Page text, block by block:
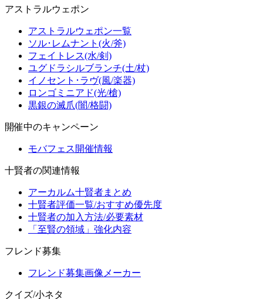
アストラルウェポン
アストラルウェポン一覧
ソル･レムナント(火/斧)
フェイトレス(水/剣)
ユグドラシルブランチ(土/杖)
イノセント･ラヴ(風/楽器)
ロンゴミニアド(光/槍)
黒銀の滅爪(闇/格闘)
開催中のキャンペーン
モバフェス開催情報
十賢者の関連情報
アーカルム十賢者まとめ
十賢者評価一覧/おすすめ優先度
十賢者の加入方法/必要素材
「至賢の領域」強化内容
フレンド募集
フレンド募集画像メーカー
クイズ/小ネタ